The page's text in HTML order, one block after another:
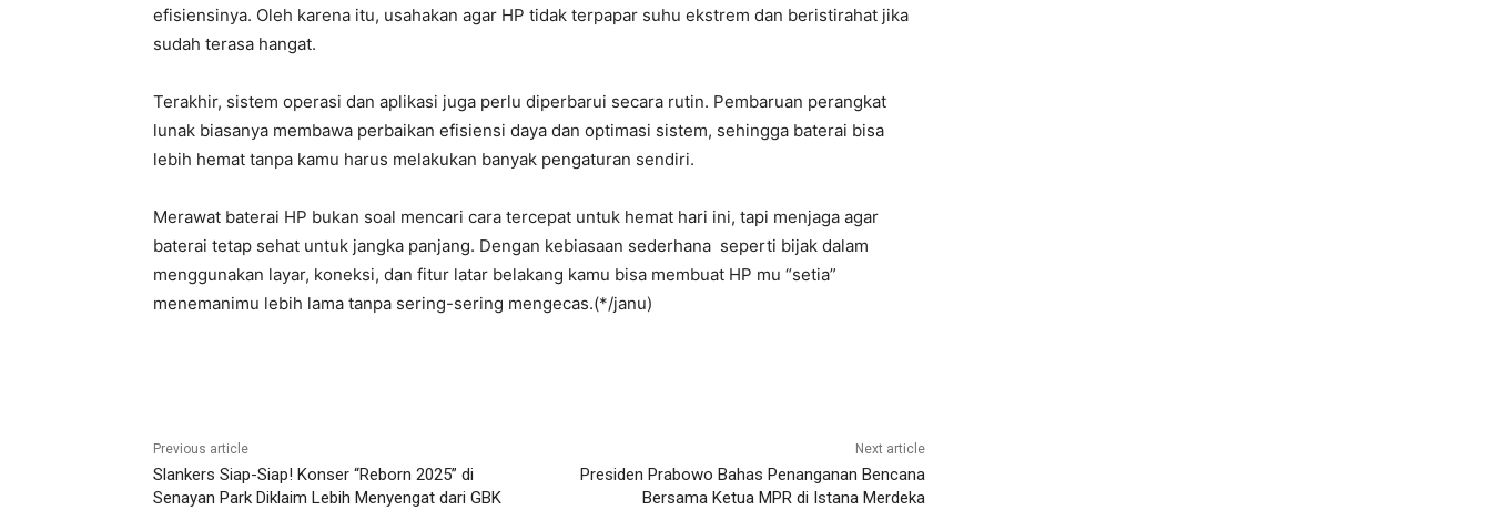
efisiensinya. Oleh karena itu, usahakan agar HP tidak terpapar suhu ekstrem dan beristirahat jika
sudah terasa hangat.
Terakhir, sistem operasi dan aplikasi juga perlu diperbarui secara rutin. Pembaruan perangkat
lunak biasanya membawa perbaikan efisiensi daya dan optimasi sistem, sehingga baterai bisa
lebih hemat tanpa kamu harus melakukan banyak pengaturan sendiri.
Merawat baterai HP bukan soal mencari cara tercepat untuk hemat hari ini, tapi menjaga agar
baterai tetap sehat untuk jangka panjang. Dengan kebiasaan sederhana seperti bijak dalam
menggunakan layar, koneksi, dan fitur latar belakang kamu bisa membuat HP mu “setia”
menemanimu lebih lama tanpa sering-sering mengecas.(*/janu)
Previous article
Slankers Siap-Siap! Konser “Reborn 2025” di
Senayan Park Diklaim Lebih Menyengat dari GBK
Next article
Presiden Prabowo Bahas Penanganan Bencana
Bersama Ketua MPR di Istana Merdeka